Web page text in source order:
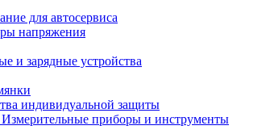
для автосервиса
напряжения
и зарядные устройства
индивидуальной защиты
Измерительные приборы и инструменты